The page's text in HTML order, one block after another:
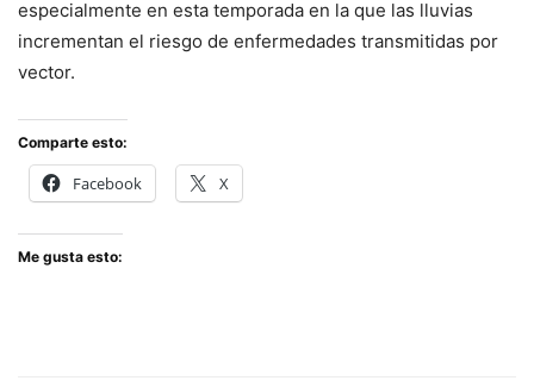
especialmente en esta temporada en la que las lluvias
incrementan el riesgo de enfermedades transmitidas por
vector.
Comparte esto:
Facebook X
Me gusta esto: